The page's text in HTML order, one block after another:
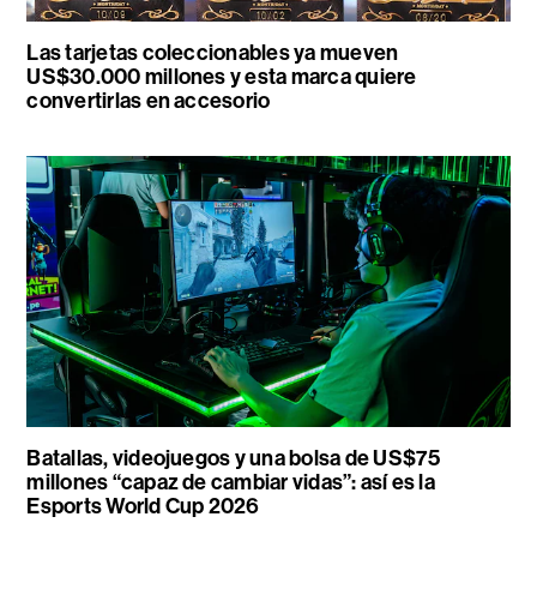
Las tarjetas coleccionables ya mueven
US$30.000 millones y esta marca quiere
convertirlas en accesorio
Batallas, videojuegos y una bolsa de US$75
millones “capaz de cambiar vidas”: así es la
Esports World Cup 2026